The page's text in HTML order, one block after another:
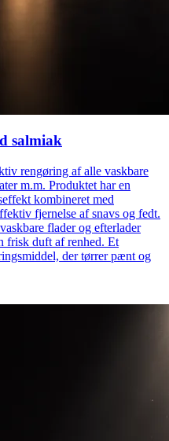
salmiak
rengøring af alle vaskbare
m.m. Produktet har en
kombineret med
fjernelse af snavs og fedt.
flader og efterlader
frisk duft af renhed. Et
der tørrer pænt og